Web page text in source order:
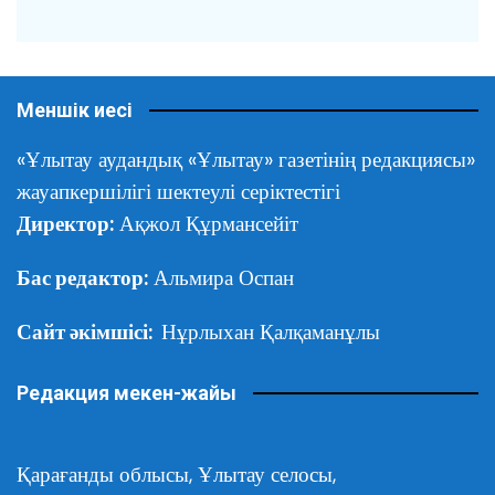
Меншік иесі
«Ұлытау аудандық «Ұлытау» газетінің редакциясы»
жауапкершілігі шектеулі серіктестігі
Директор: Ақжол Құрмансейіт
Бас редактор: Альмира Оспан
Сайт әкімшісі: Нұрлыхан Қалқаманұлы
Редакция мекен-жайы
Қарағанды облысы, Ұлытау селосы,